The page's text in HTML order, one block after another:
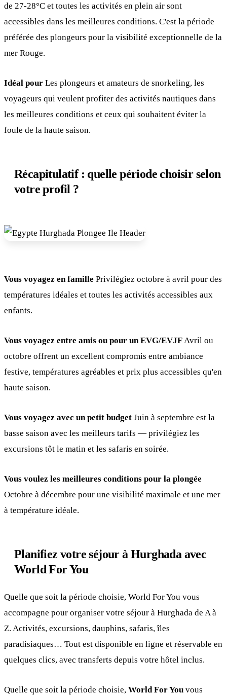
de 27-28°C et toutes les activités en plein air sont
accessibles dans les meilleures conditions. C'est la période
préférée des plongeurs pour la visibilité exceptionnelle de la
mer Rouge.
Idéal pour Les plongeurs et amateurs de snorkeling, les
voyageurs qui veulent profiter des activités nautiques dans
les meilleures conditions et ceux qui souhaitent éviter la
foule de la haute saison.
Récapitulatif : quelle période choisir selon
votre profil ?
Vous voyagez en famille Privilégiez octobre à avril pour des
températures idéales et toutes les activités accessibles aux
enfants.
Vous voyagez entre amis ou pour un EVG/EVJFAvril ou
octobre offrent un excellent compromis entre ambiance
festive, températures agréables et prix plus accessibles qu'en
haute saison.
Vous voyagez avec un petit budget Juin à septembre est la
basse saison avec les meilleurs tarifs — privilégiez les
excursions tôt le matin et les safaris en soirée.
Vous voulez les meilleures conditions pour la plongée
Octobre à décembre pour une visibilité maximale et une mer
à température idéale.
Planifiez votre séjour à Hurghada avec
World For You
Quelle que soit la période choisie, World For You vous
accompagne pour organiser votre séjour à Hurghada de A à
Z. Activités, excursions, dauphins, safaris, îles
paradisiaques… Tout est disponible en ligne et réservable en
quelques clics, avec transferts depuis votre hôtel inclus.
Quelle que soit la période choisie, World For You vous